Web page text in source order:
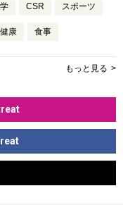
CSR スポーツ
健康 食事
もっと見る